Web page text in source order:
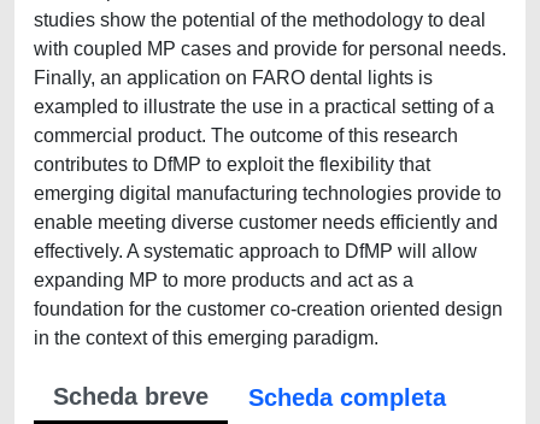
studies show the potential of the methodology to deal
with coupled MP cases and provide for personal needs.
Finally, an application on FARO dental lights is
exampled to illustrate the use in a practical setting of a
commercial product. The outcome of this research
contributes to DfMP to exploit the flexibility that
emerging digital manufacturing technologies provide to
enable meeting diverse customer needs efficiently and
effectively. A systematic approach to DfMP will allow
expanding MP to more products and act as a
foundation for the customer co-creation oriented design
in the context of this emerging paradigm.
Scheda breve
Scheda completa